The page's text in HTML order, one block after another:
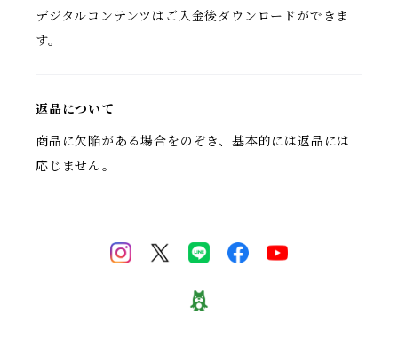
デジタルコンテンツはご入金後ダウンロードができま
す。
返品について
商品に欠陥がある場合をのぞき、基本的には返品には
応じません。